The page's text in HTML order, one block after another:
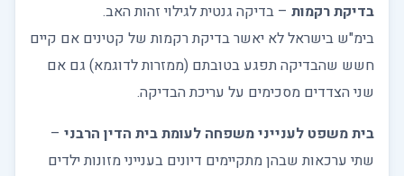
בדיקת רקמות – בדיקה גנטית לגילוי זהות האב.
בימ"ש בישראל לא יאשר בדיקת רקמות של קטינים אם קיים
חשש שהבדיקה תפגע בטובתם (ממזרות לדוגמא) גם אם
שני הצדדים מסכימים על עריכת הבדיקה.
בית משפט לענייני משפחה לעומת בית הדין הרבני –
שתי ערכאות שבהן מתקיימים דיונים בענייני מזונות ילדים